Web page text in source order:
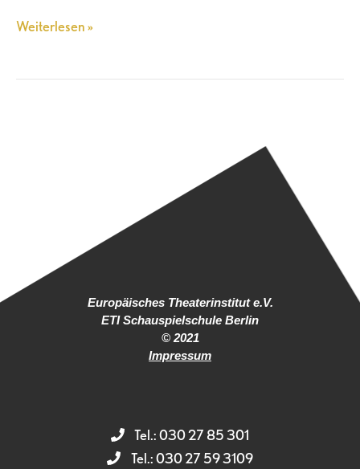
Weiterlesen »
Europäisches Theaterinstitut e.V.
ETI Schauspielschule Berlin
© 2021
Impressum
Tel.: 030 27 85 301
Tel.: 030 27 59 3109